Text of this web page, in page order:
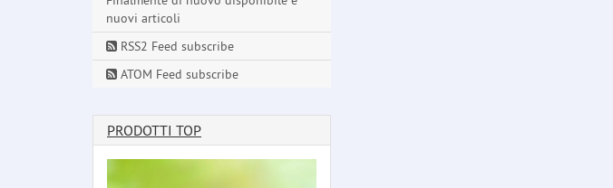
nuovi articoli
RSS2 Feed subscribe
ATOM Feed subscribe
PRODOTTI TOP